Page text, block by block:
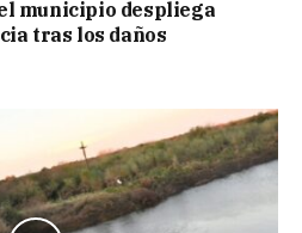
municipio despliega
tras los daños